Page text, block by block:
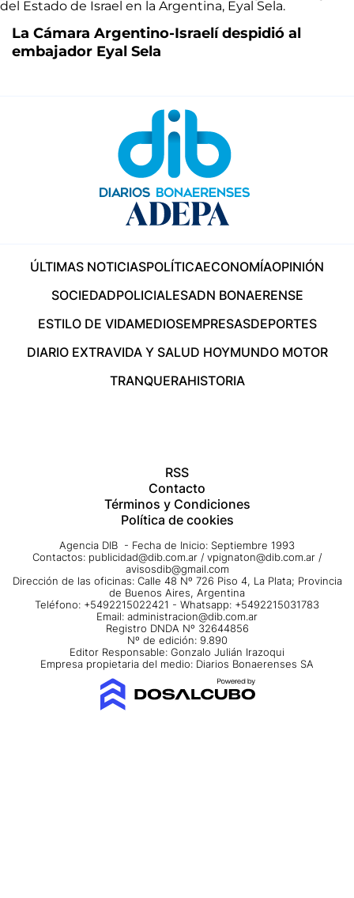
La Cámara Argentino-Israelí despidió al
embajador Eyal Sela
ÚLTIMAS NOTICIASPOLÍTICAECONOMÍAOPINIÓN
SOCIEDADPOLICIALESADN BONAERENSE
ESTILO DE VIDAMEDIOSEMPRESASDEPORTES
DIARIO EXTRAVIDA Y SALUD HOYMUNDO MOTOR
TRANQUERAHISTORIA
RSS
Contacto
Términos y Condiciones
Política de cookies
Agencia DIB - Fecha de Inicio: Septiembre 1993
Contactos: publicidad@dib.com.ar / vpignaton@dib.com.ar /
avisosdib@gmail.com
Dirección de las oficinas: Calle 48 Nº 726 Piso 4, La Plata; Provincia
de Buenos Aires, Argentina
Teléfono: +5492215022421 - Whatsapp: +5492215031783
Email: administracion@dib.com.ar
Registro DNDA Nº 32644856
Nº de edición: 9.890
Editor Responsable: Gonzalo Julián Irazoqui
Empresa propietaria del medio: Diarios Bonaerenses SA